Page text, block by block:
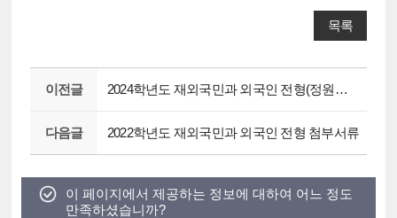
목록
이전글 2024학년도 재외국민과 외국인 전형(정원내 2%) 첨부서류
다음글 2022학년도 재외국민과 외국인 전형 첨부서류
이 페이지에서 제공하는 정보에 대하여 어느 정도
만족하셨습니까?